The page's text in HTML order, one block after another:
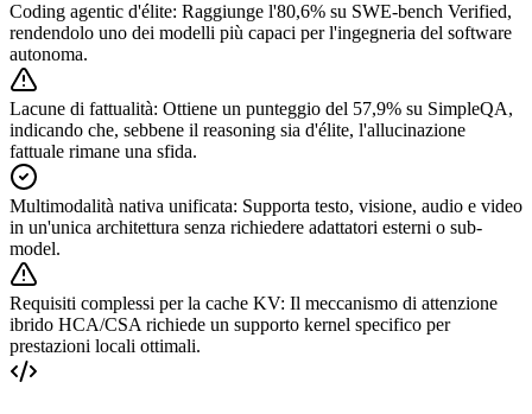
Coding agentic d'élite: Raggiunge l'80,6% su SWE-bench Verified,
rendendolo uno dei modelli più capaci per l'ingegneria del software
autonoma.
Lacune di fattualità: Ottiene un punteggio del 57,9% su SimpleQA,
indicando che, sebbene il reasoning sia d'élite, l'allucinazione
fattuale rimane una sfida.
Multimodalità nativa unificata: Supporta testo, visione, audio e video
in un'unica architettura senza richiedere adattatori esterni o sub-
model.
Requisiti complessi per la cache KV: Il meccanismo di attenzione
ibrido HCA/CSA richiede un supporto kernel specifico per
prestazioni locali ottimali.